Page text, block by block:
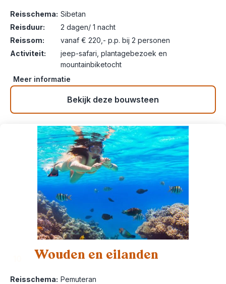
Reisschema: Sibetan
Reisduur:
2 dagen/ 1 nacht
Reissom:
vanaf € 220,- p.p. bij 2 personen
Activiteit:
jeep-safari, plantagebezoek en
mountainbiketocht
Meer informatie
Bekijk deze bouwsteen
Wouden en eilanden
Reisschema: Pemuteran